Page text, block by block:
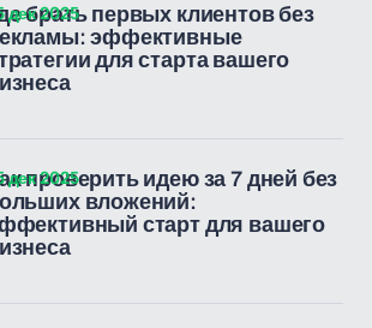
брать первых клиентов без
эффективные
для старта вашего
дек 2025
проверить идею за 7 дней без
вложений:
старт для вашего
дек 2025